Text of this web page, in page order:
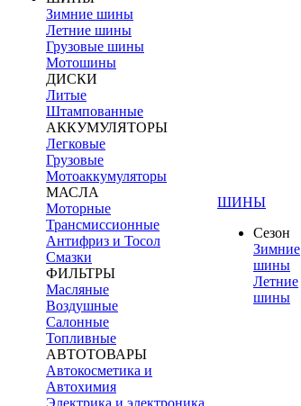
Зимние шины
Летние шины
Грузовые шины
Мотошины
ДИСКИ
Литые
Штампованные
АККУМУЛЯТОРЫ
Легковые
Грузовые
Мотоаккумуляторы
МАСЛА
Моторные
Трансмиссионные
Антифриз и Тосол
Смазки
ФИЛЬТРЫ
Масляные
Воздушные
Салонные
Топливные
АВТОТОВАРЫ
Автокосметика и
Автохимия
Электрика и электроника
ШИНЫ
Сезон
Зимние
шины
Летние
шины